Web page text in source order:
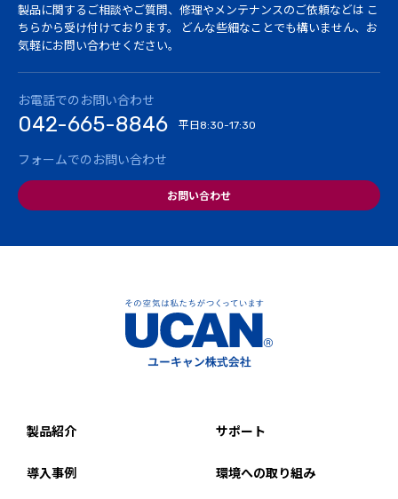
製品に関するご相談やご質問、修理やメンテナンスのご依頼などは こ
ちらから受け付けております。
どんな些細なことでも構いません、お
気軽にお問い合わせください。
お電話でのお問い合わせ
042-665-8846 平日8:30-17:30
フォームでのお問い合わせ
お問い合わせ
製品紹介 サポート
導入事例 環境への取り組み